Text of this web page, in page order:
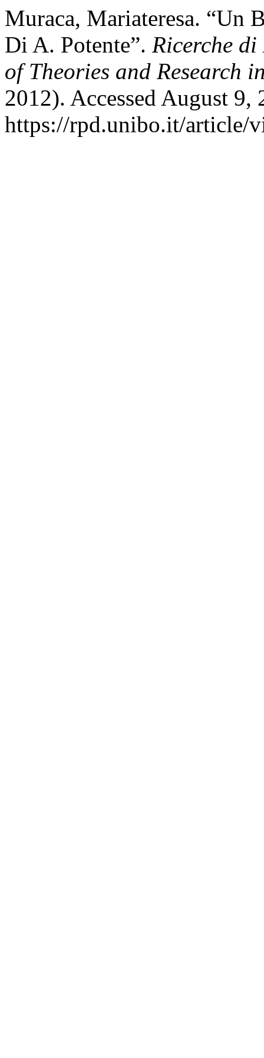
Muraca, Mariateresa. “Un
Di A. Potente”. Ricerche
of Theories and Research
2012). Accessed August 9,
https://rpd.unibo.it/article/